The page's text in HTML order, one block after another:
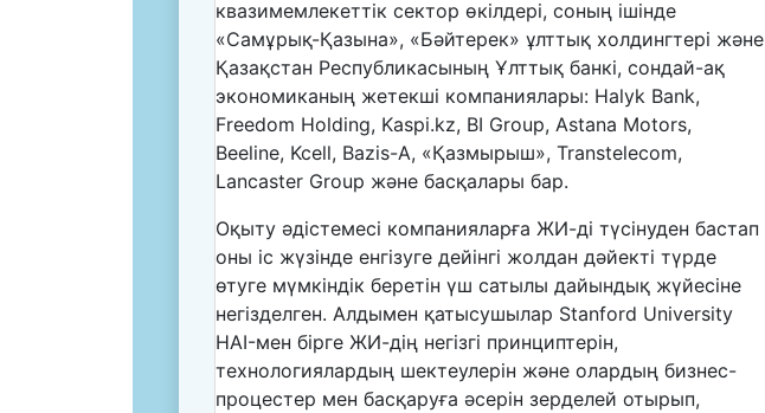
квазимемлекеттік сектор өкілдері, соның ішінде
«Самұрық-Қазына», «Бәйтерек» ұлттық холдингтері және
Қазақстан Республикасының Ұлттық банкі, сондай-ақ
экономиканың жетекші компаниялары: Halyk Bank,
Freedom Holding, Kaspi.kz, BI Group, Astana Motors,
Beeline, Kcell, Bazis-A, «Қазмырыш», Transtelecom,
Lancaster Group және басқалары бар.
Оқыту әдістемесі компанияларға ЖИ-ді түсінуден бастап
оны іс жүзінде енгізуге дейінгі жолдан дәйекті түрде
өтуге мүмкіндік беретін үш сатылы дайындық жүйесіне
негізделген. Алдымен қатысушылар Stanford University
HAI-мен бірге ЖИ-дің негізгі принциптерін,
технологиялардың шектеулерін және олардың бизнес-
процестер мен басқаруға әсерін зерделей отырып,